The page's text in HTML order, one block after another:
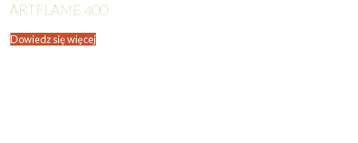
ARTFLAME 400
Dowiedz się więcej